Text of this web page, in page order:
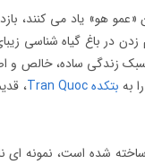
هو» یاد می کنند،
در باغ گیاه شناسی
به بتکده Tran Quoc
،
ساخته شده است،